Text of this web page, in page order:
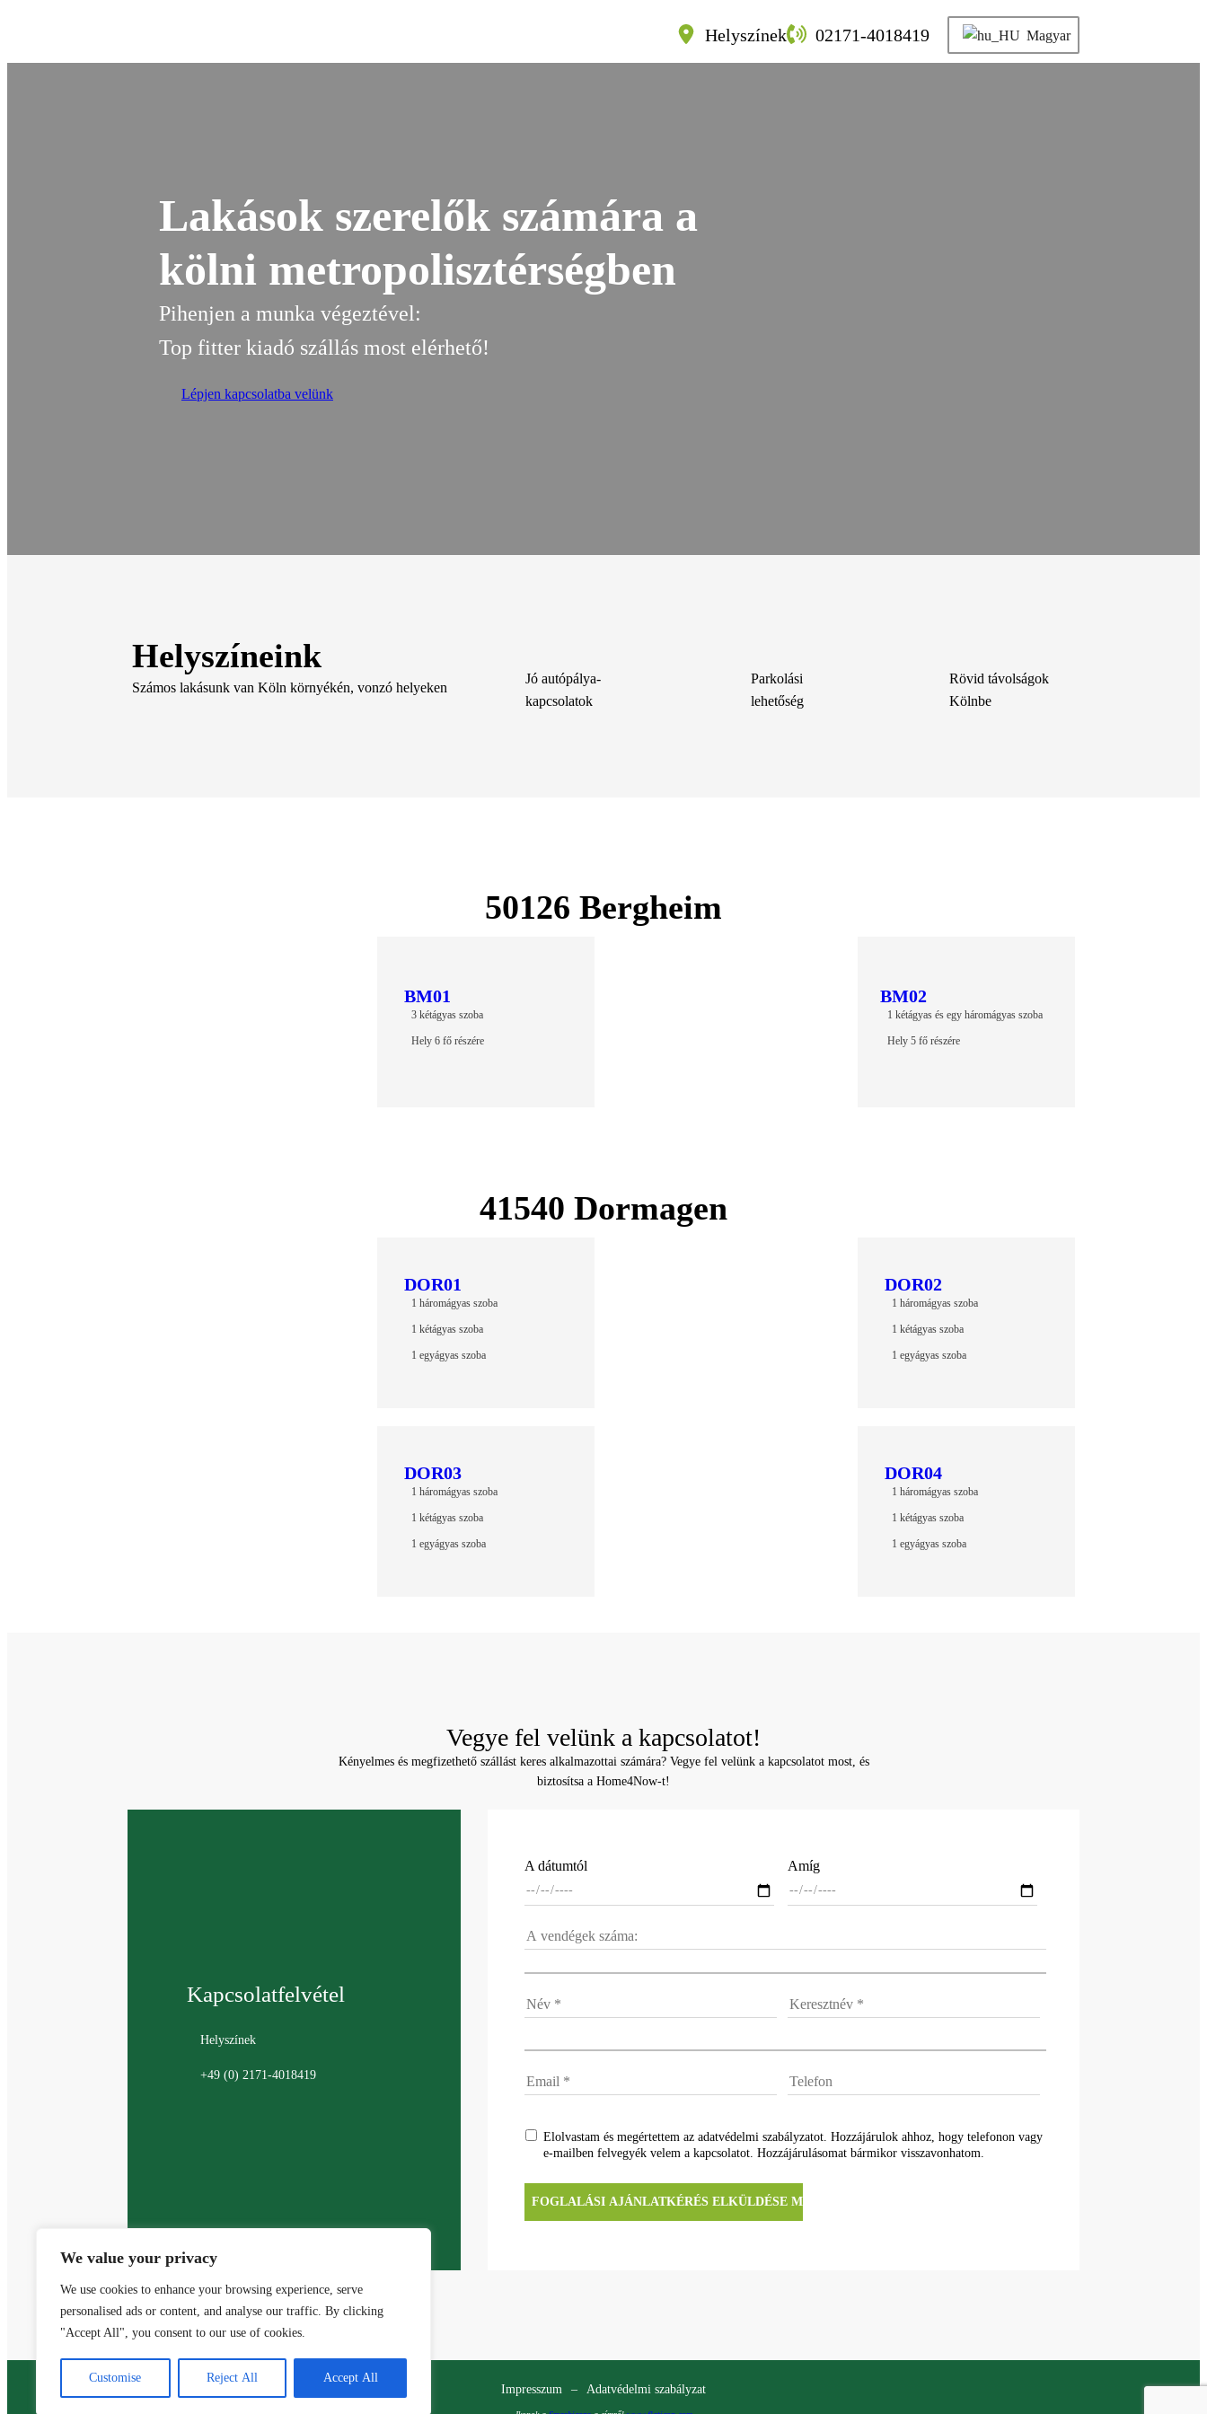
We value your privacy
We use cookies to enhance your browsing experience, serve
personalised ads or content, and analyse our traffic. By clicking
"Accept All", you consent to our use of cookies.
Customise Reject All Accept All
tartalomhoz
Helyszínek 02171-4018419 Magyar
Lakások szerelők számára a
kölni metropolisztérségben
Pihenjen a munka végeztével:
Top fitter kiadó szállás most elérhető!
Lépjen kapcsolatba velünk
Helyszíneink
Számos lakásunk van Köln környékén, vonzó helyeken
Jó autópálya-
kapcsolatok
Parkolási
lehetőség
Rövid távolságok
Kölnbe
50126 Bergheim
BM01
3 kétágyas szoba
Hely 6 fő részére
BM02
1 kétágyas és egy háromágyas szoba
Hely 5 fő részére
41540 Dormagen
DOR01
1 háromágyas szoba
1 kétágyas szoba
1 egyágyas szoba
DOR02
1 háromágyas szoba
1 kétágyas szoba
1 egyágyas szoba
DOR03
1 háromágyas szoba
1 kétágyas szoba
1 egyágyas szoba
DOR04
1 háromágyas szoba
1 kétágyas szoba
1 egyágyas szoba
Vegye fel velünk a kapcsolatot!
Kényelmes és megfizethető szállást keres alkalmazottai számára? Vegye fel velünk a kapcsolatot most, és
biztosítsa a Home4Now-t!
Kapcsolatfelvétel
Helyszínek
+49 (0) 2171-4018419
A dátumtól Amíg
Elolvastam és megértettem az adatvédelmi szabályzatot. Hozzájárulok ahhoz, hogy telefonon vagy
e-mailben felvegyék velem a kapcsolatot. Hozzájárulásomat bármikor visszavonhatom.
Impresszum – Adatvédelmi szabályzat